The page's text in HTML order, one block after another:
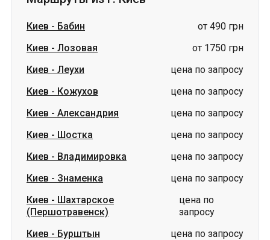
Киев - Бабин
от 490 грн
Киев - Лозовая
от 1750 грн
Киев - Леухи
цена по запросу
Киев - Кожухов
цена по запросу
Киев - Александрия
цена по запросу
Киев - Шостка
цена по запросу
Киев - Владимировка
цена по запросу
Киев - Знаменка
цена по запросу
Киев - Шахтарское
(Першотравенск)
цена по
запросу
Киев - Бурштын цена по запросу